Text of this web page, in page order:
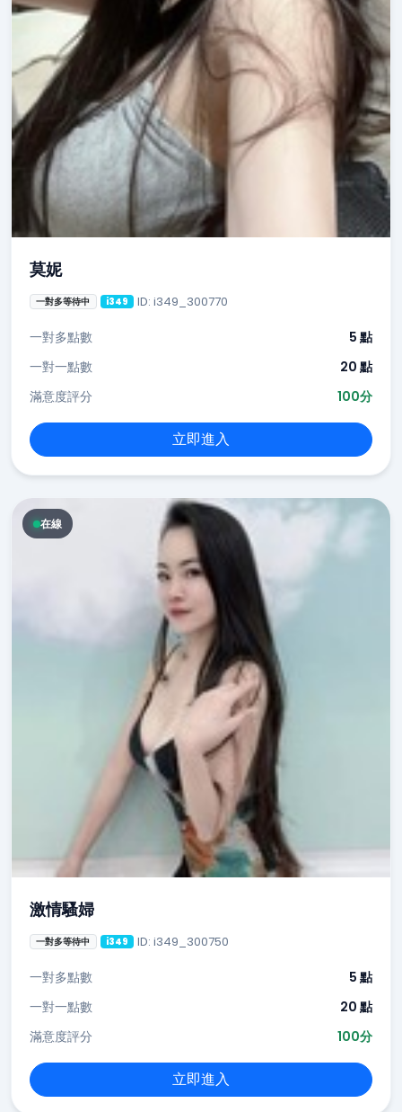
莫妮
一對多等待中 i349 ID: i349_300770
一對多點數
5 點
一對一點數
20 點
滿意度評分
100分
立即進入
在線
激情騷婦
一對多等待中 i349 ID: i349_300750
一對多點數
5 點
一對一點數
20 點
滿意度評分
100分
立即進入